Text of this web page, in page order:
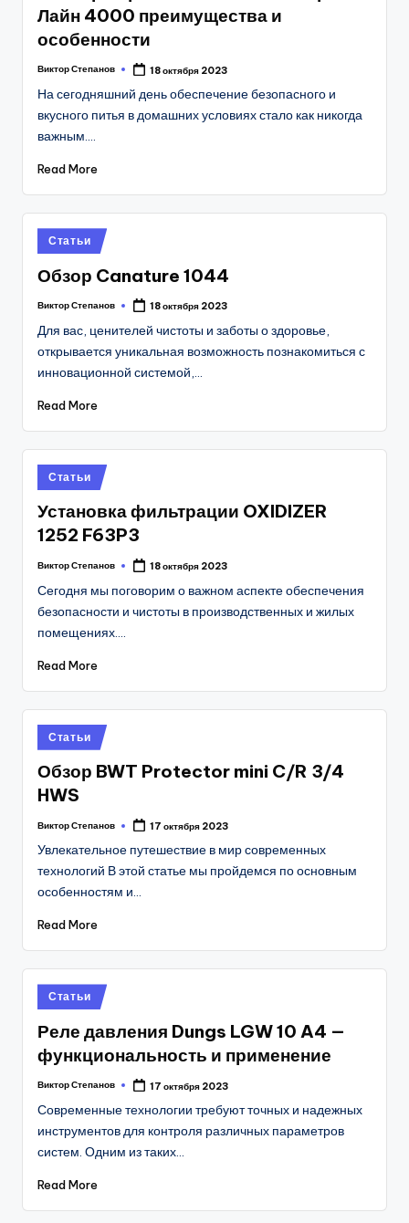
Лайн 4000 преимущества и
особенности
Posted
Виктор Степанов 18 октября 2023
На сегодняшний день обеспечение безопасного и
вкусного питья в домашних условиях стало как никогда
важным.…
Read More
Posted
in
Статьи
Обзор Canature 1044
Posted
Виктор Степанов 18 октября 2023
Для вас, ценителей чистоты и заботы о здоровье,
открывается уникальная возможность познакомиться с
инновационной системой,…
Read More
Posted
in
Статьи
Установка фильтрации OXIDIZER
1252 F63P3
Posted
Виктор Степанов 18 октября 2023
Сегодня мы поговорим о важном аспекте обеспечения
безопасности и чистоты в производственных и жилых
помещениях.…
Read More
Posted
in
Статьи
Обзор BWT Protector mini C/R 3/4
HWS
Posted
Виктор Степанов 17 октября 2023
Увлекательное путешествие в мир современных
технологий В этой статье мы пройдемся по основным
особенностям и…
Read More
Posted
in
Статьи
Реле давления Dungs LGW 10 A4 —
функциональность и применение
Posted
Виктор Степанов 17 октября 2023
Современные технологии требуют точных и надежных
инструментов для контроля различных параметров
систем. Одним из таких…
Read More